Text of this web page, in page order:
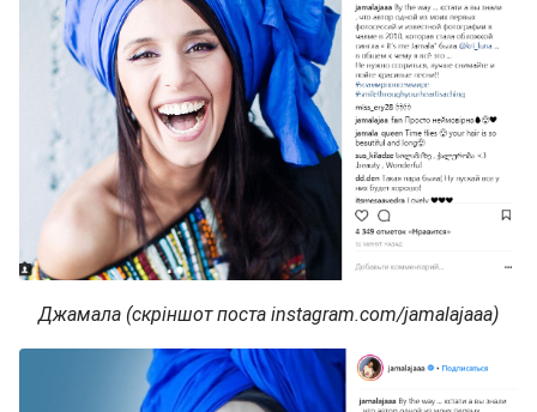
Джамала (скріншот поста instagram.com/jamalajaaa)